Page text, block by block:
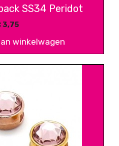
SS34 Peridot
3,75
winkelwagen